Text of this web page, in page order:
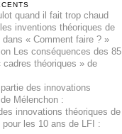
quand il fait trop chaud
inventions théoriques de
dans « Comment faire ? »
Les conséquences des 85
cadres théoriques » de
des innovations
Mélenchon :
innovations théoriques de
pour les 10 ans de LFI :